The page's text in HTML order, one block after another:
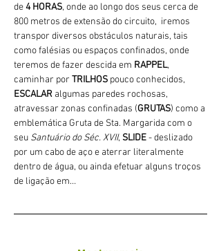
de 4 HORAS, onde ao longo dos seus cerca de
800 metros de extensão do circuito,  iremos
transpor diversos obstáculos naturais, tais
como falésias ou espaços confinados, onde
teremos de fazer descida em RAPPEL,
caminhar por TRILHOS pouco conhecidos,
ESCALAR algumas paredes rochosas,
atravessar zonas confinadas (GRUTAS) como a
emblemática Gruta de Sta. Margarida com o
seu Santuário do Séc. XVII, SLIDE - deslizado
por um cabo de aço e aterrar literalmente
dentro de água, ou ainda efetuar alguns troços
de ligação em…